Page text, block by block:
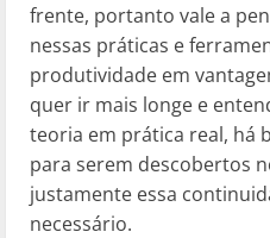
frente, portanto vale a
nessas práticas e
produtividade em
quer ir mais longe e
teoria em prática real, há
para serem descobertos
justamente essa
necessário.